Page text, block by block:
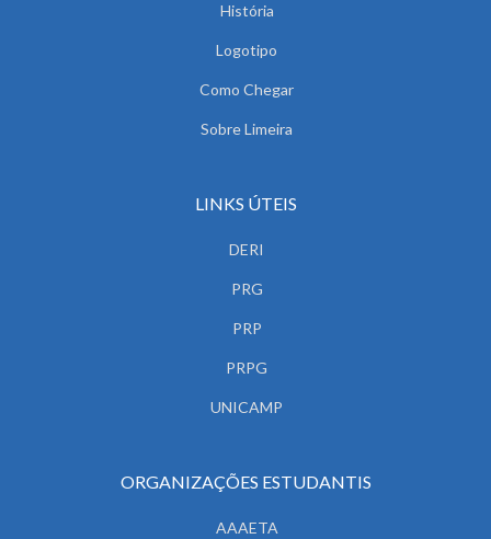
História
Logotipo
Como Chegar
Sobre Limeira
LINKS ÚTEIS
DERI
PRG
PRP
PRPG
UNICAMP
ORGANIZAÇÕES ESTUDANTIS
AAAETA